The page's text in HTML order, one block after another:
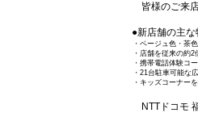
皆様のご来店
●新店舗の主な
・ ベージュ色・茶
・ 店舗を従来の約2
・ 携帯電話体験コ
・ 21台駐車可能な
・ キッズコーナー
NTTドコモ